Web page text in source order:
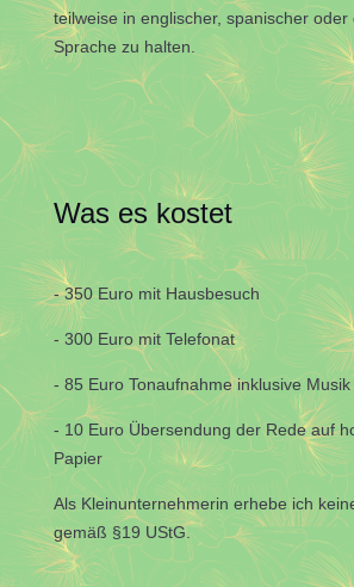
teilweise in englischer, spanischer oder
Sprache zu halten.
Was es kostet
- 350 Euro mit Hausbesuch
- 300 Euro mit Telefonat
- 85 Euro Tonaufnahme inklusive Musik
- 10 Euro Übersendung der Rede auf
Papier
Als Kleinunternehmerin erhebe ich
gemäß §19 UStG.